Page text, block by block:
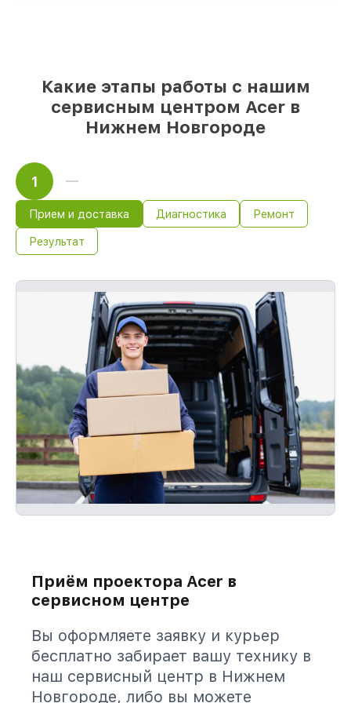
Какие этапы работы с нашим
сервисным центром Acer в
Нижнем Новгороде
1
Прием и доставка Диагностика Ремонт
Результат
Приём проектора Acer в
сервисном центре
Вы оформляете заявку и курьер
бесплатно забирает вашу технику в
наш сервисный центр в Нижнем
Новгороде, либо вы можете